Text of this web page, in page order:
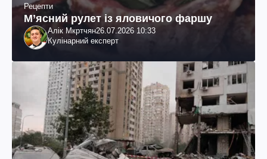
Рецепти
М’ясний рулет із яловичого фаршу
Алік Мкртчян26.07.2026 10:33
Кулінарний експерт